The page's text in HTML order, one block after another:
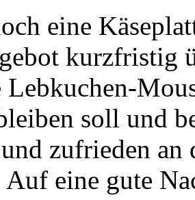
eine
kurzfristig
Lebkuchen-
soll und
zufrieden an
eine gute